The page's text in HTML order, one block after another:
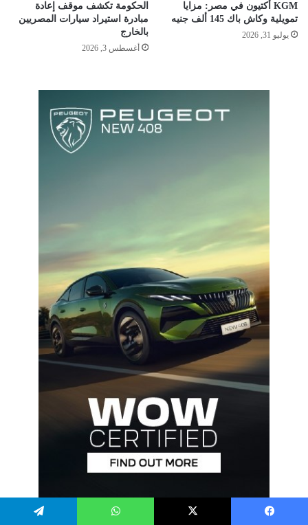
KGM أكتيون في مصر: مزايا
تمويلية وكاش باك 145 ألف جنيه
يوليو 31, 2026
الحكومة تكشف موقف إعادة
مبادرة استيراد سيارات المصريين
بالخارج
أغسطس 3, 2026